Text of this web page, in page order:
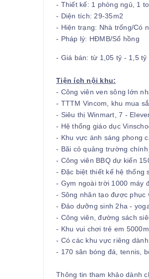
- Thiết kế: 1 phòng ngủ, 1
- Diện tích: 29-35m2
- Hiện trạng: Nhà trống/Có
- Pháp lý: HĐMB/Sổ hồng
- Giá bán: từ 1,05 tỷ - 1,5
Tiện ích nội khu:
- Công viên ven sông lớn
- TTTM Vincom, khu mua
- Siêu thị Winmart, 7 -
- Hệ thống giáo dục
- Khu vực ánh sáng phong
- Bãi cỏ quảng trường
- Công viên BBQ dự kiến
- Đặc biệt thiết kế hệ thống
- Gym ngoài trời 1000 máy
- Sông nhân tạo được phục
- Đảo dưỡng sinh 2ha -
- Công viên, đường sách
- Khu vui chơi trẻ em
- Có các khu vực riêng
- 170 sân bóng đá, tennis,
Thông tin tham khảo dành